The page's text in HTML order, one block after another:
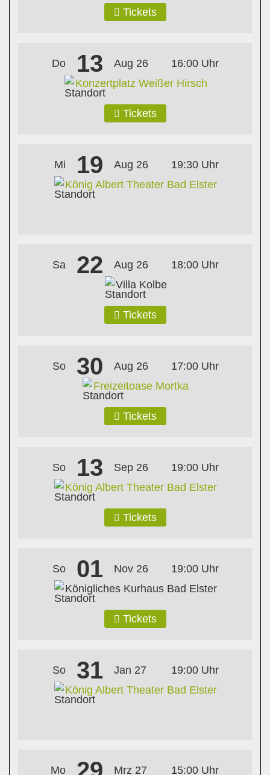
Tickets
Do 13 Aug 26
16:00 Uhr
Konzertplatz Weißer Hirsch
Tickets
Mi 19 Aug 26
19:30 Uhr
König Albert Theater Bad Elster
Sa 22 Aug 26
18:00 Uhr
Villa Kolbe
Tickets
So 30 Aug 26
17:00 Uhr
Freizeitoase Mortka
Tickets
So 13 Sep 26
19:00 Uhr
König Albert Theater Bad Elster
Tickets
So 01 Nov 26
19:00 Uhr
Königliches Kurhaus Bad Elster
Tickets
So 31 Jan 27
19:00 Uhr
König Albert Theater Bad Elster
Mo Mrz 27 15:00 Uhr